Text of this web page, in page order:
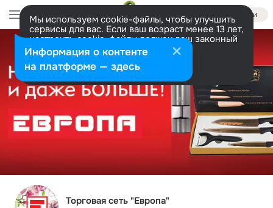
Войти
Мы используем cookie-файлы, чтобы улучшить
сервисы для вас. Если ваш возраст менее 13 лет,
настроить cookie-файлы должен ваш законный
представитель. Больше информации
Разрешить все Настроить
Торговая сеть "Европа"
Информация о контенте
на платформе — здесь